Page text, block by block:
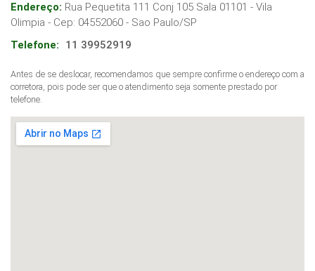
Endereço: Rua Pequetita 111 Conj 105 Sala 01101 - Vila
Olimpia - Cep: 04552060 - Sao Paulo/SP
Telefone:
11 39952919
Antes de se deslocar, recomendamos que sempre confirme o endereço com a
corretora, pois pode ser que o atendimento seja somente prestado por
telefone.